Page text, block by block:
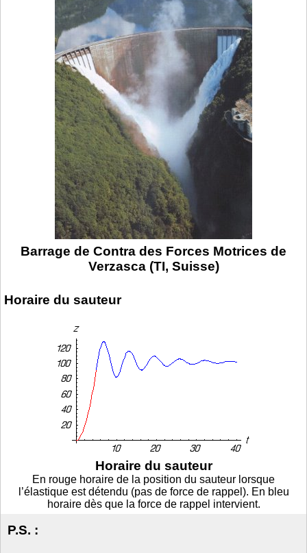
Barrage de Contra des Forces Motrices de
Verzasca (TI, Suisse)
Horaire du sauteur
Horaire du sauteur
En rouge horaire de la position du sauteur lorsque
l’élastique est détendu (pas de force de rappel). En bleu
horaire dès que la force de rappel intervient.
P.S. :